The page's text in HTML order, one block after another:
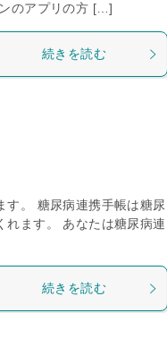
のアプリの方 […]
続きを読む
す。 糖尿病連携手帳は糖尿
れます。 あなたは糖尿病連
続きを読む